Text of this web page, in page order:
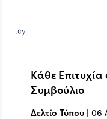
Κάθε Επιτυχία
Συμβούλιο
Δελτίο Τύπου |06